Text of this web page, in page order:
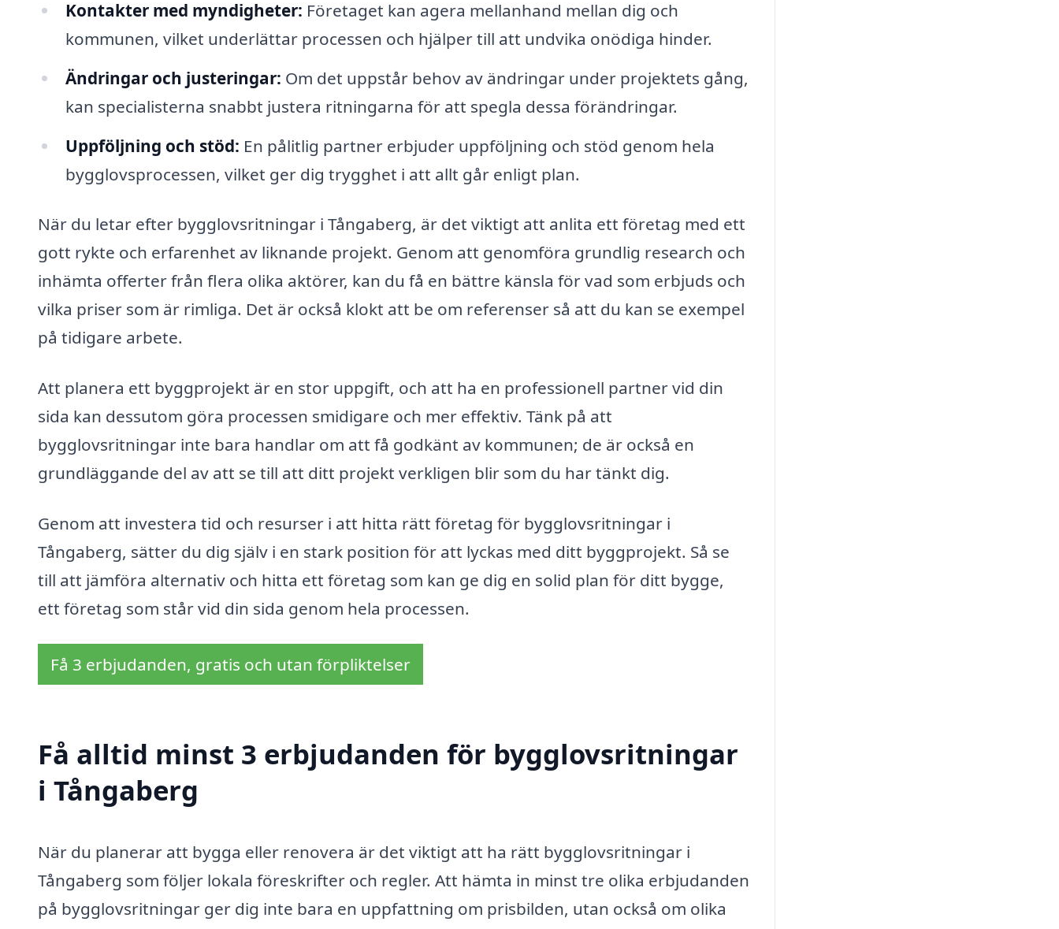
Kontakter med myndigheter: Företaget kan agera mellanhand mellan dig och
kommunen, vilket underlättar processen och hjälper till att undvika onödiga hinder.
Ändringar och justeringar: Om det uppstår behov av ändringar under projektets gång,
kan specialisterna snabbt justera ritningarna för att spegla dessa förändringar.
Uppföljning och stöd: En pålitlig partner erbjuder uppföljning och stöd genom hela
bygglovsprocessen, vilket ger dig trygghet i att allt går enligt plan.
När du letar efter bygglovsritningar i Tångaberg, är det viktigt att anlita ett företag med ett
gott rykte och erfarenhet av liknande projekt. Genom att genomföra grundlig research och
inhämta offerter från flera olika aktörer, kan du få en bättre känsla för vad som erbjuds och
vilka priser som är rimliga. Det är också klokt att be om referenser så att du kan se exempel
på tidigare arbete.
Att planera ett byggprojekt är en stor uppgift, och att ha en professionell partner vid din
sida kan dessutom göra processen smidigare och mer effektiv. Tänk på att
bygglovsritningar inte bara handlar om att få godkänt av kommunen; de är också en
grundläggande del av att se till att ditt projekt verkligen blir som du har tänkt dig.
Genom att investera tid och resurser i att hitta rätt företag för bygglovsritningar i
Tångaberg, sätter du dig själv i en stark position för att lyckas med ditt byggprojekt. Så se
till att jämföra alternativ och hitta ett företag som kan ge dig en solid plan för ditt bygge,
ett företag som står vid din sida genom hela processen.
Få 3 erbjudanden, gratis och utan förpliktelser
Få alltid minst 3 erbjudanden för bygglovsritningar
i Tångaberg
När du planerar att bygga eller renovera är det viktigt att ha rätt bygglovsritningar i
Tångaberg som följer lokala föreskrifter och regler. Att hämta in minst tre olika erbjudanden
på bygglovsritningar ger dig inte bara en uppfattning om prisbilden, utan också om olika